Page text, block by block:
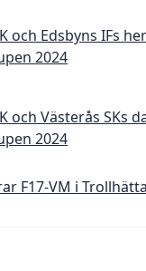
och Edsbyns IFs
2024
och Västerås SKs
2024
F17-VM i